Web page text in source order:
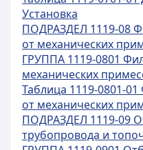
Установка
ПОДРАЗДЕЛ 1119-08
от механических
ГРУППА 1119-0801
механических
Таблица 1119-0801-
от механических
ПОДРАЗДЕЛ 1119-09
трубопровода и